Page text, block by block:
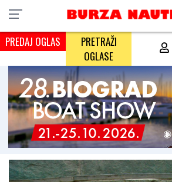
PREDAJ OGLAS
PRETRAŽI
OGLASE